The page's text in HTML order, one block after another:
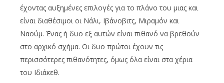
έχοντας αυξημένες επιλογές για το πλάνο του μιας και
είναι διαθέσιμοι οι Νάλι, Ιβάνοβιτς, Μιραμόν και
Ναούμ. Ένας ή δυο εξ αυτών είναι πιθανό να βρεθούν
στο αρχικό σχήμα. Οι δυο πρώτοι έχουν τις
περισσότερες πιθανότητες, όμως όλα είναι στα χέρια
του Ιδιάκεθ.